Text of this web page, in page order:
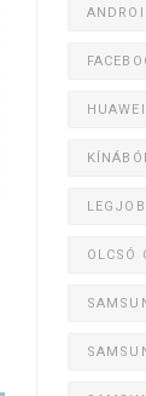
OLCSÓ